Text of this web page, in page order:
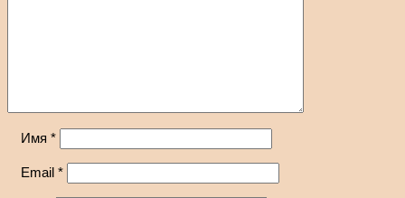
Имя *
Email *